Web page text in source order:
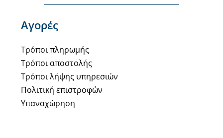
Αγορές
Τρόποι πληρωμής
Τρόποι αποστολής
Τρόποι λήψης υπηρεσιών
Πολιτική επιστροφών
Υπαναχώρηση